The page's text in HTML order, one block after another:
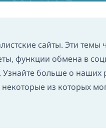
сайты. Эти темы
функции обмена в
Узнайте больше о
из которых